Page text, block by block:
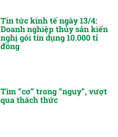
Tin tức kinh tế ngày 13/4:
Doanh nghiệp thủy sản kiến
nghị gói tín dụng 10.000 tỉ
đồng
Tìm “cơ” trong “nguy”, vượt
qua thách thức